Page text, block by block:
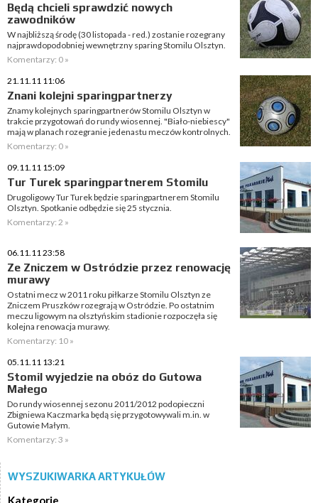
Będą chcieli sprawdzić nowych
zawodników
W najbliższą środę (30 listopada - red.) zostanie rozegrany
najprawdopodobniej wewnętrzny sparing Stomilu Olsztyn.
Komentarzy: 0 »
21.11.11 11:06
Znani kolejni sparingpartnerzy
Znamy kolejnych sparingpartnerów Stomilu Olsztyn w
trakcie przygotowań do rundy wiosennej. "Biało-niebiescy"
mają w planach rozegranie jedenastu meczów kontrolnych.
Komentarzy: 0 »
09.11.11 15:09
Tur Turek sparingpartnerem Stomilu
Drugoligowy Tur Turek będzie sparingpartnerem Stomilu
Olsztyn. Spotkanie odbędzie się 25 stycznia.
Komentarzy: 2 »
06.11.11 23:58
Ze Zniczem w Ostródzie przez renowację
murawy
Ostatni mecz w 2011 roku piłkarze Stomilu Olsztyn ze
Zniczem Pruszków rozegrają w Ostródzie. Po ostatnim
meczu ligowym na olsztyńskim stadionie rozpoczęła się
kolejna renowacja murawy.
Komentarzy: 10 »
05.11.11 13:21
Stomil wyjedzie na obóz do Gutowa
Małego
Do rundy wiosennej sezonu 2011/2012 podopieczni
Zbigniewa Kaczmarka będą się przygotowywali m.in. w
Gutowie Małym.
Komentarzy: 3 »
WYSZUKIWARKA ARTYKUŁÓW
Kategorie